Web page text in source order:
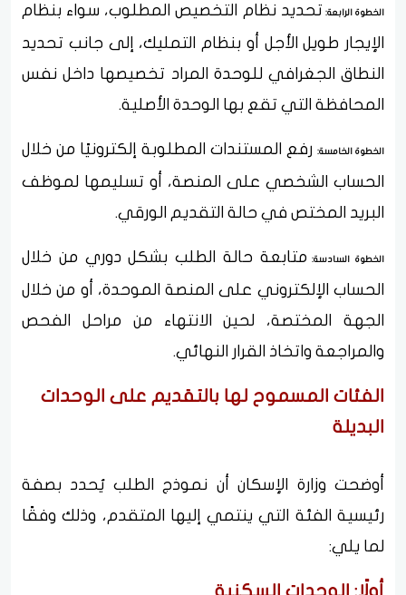
الخطوة الرابعة: تحديد نظام التخصيص المطلوب، سواء بنظام
الإيجار طويل الأجل أو بنظام التمليك، إلى جانب تحديد
النطاق الجغرافي للوحدة المراد تخصيصها داخل نفس
المحافظة التي تقع بها الوحدة الأصلية.
الخطوة الخامسة: رفع المستندات المطلوبة إلكترونيًا من خلال
الحساب الشخصي على المنصة، أو تسليمها لموظف
البريد المختص في حالة التقديم الورقي.
الخطوة السادسة: متابعة حالة الطلب بشكل دوري من خلال
الحساب الإلكتروني على المنصة الموحدة، أو من خلال
الجهة المختصة، لحين الانتهاء من مراحل الفحص
والمراجعة واتخاذ القرار النهائي.
الفئات المسموح لها بالتقديم على الوحدات
البديلة
أوضحت وزارة الإسكان أن نموذج الطلب يُحدد بصفة
رئيسية الفئة التي ينتمي إليها المتقدم، وذلك وفقًا
لما يلي:
أولًا: الوحدات السكنية